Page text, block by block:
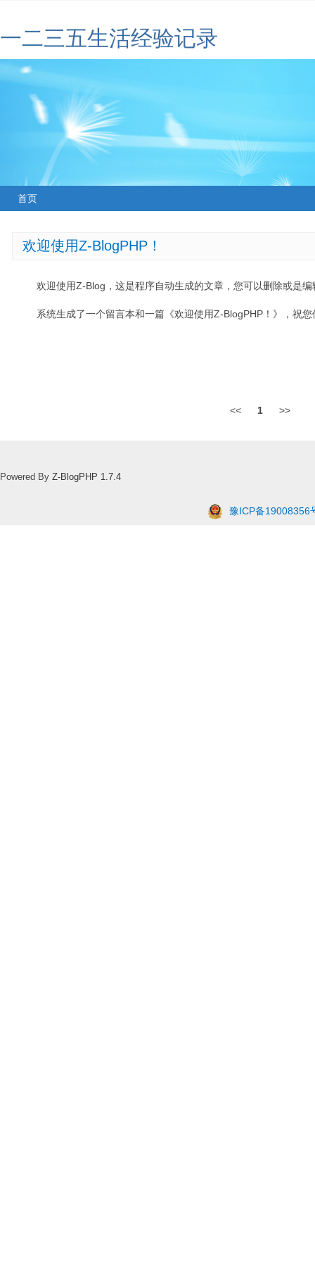
一二三五生活经验记录
首页
欢迎使用Z-BlogPHP！
欢迎使用Z-Blog，这是程序自动生成的文章，您可以删除或是编
系统生成了一个留言本和一篇《欢迎使用Z-BlogPHP！》，祝
<< 1 >>
Powered By Z-BlogPHP 1.7.4
豫ICP备19008356